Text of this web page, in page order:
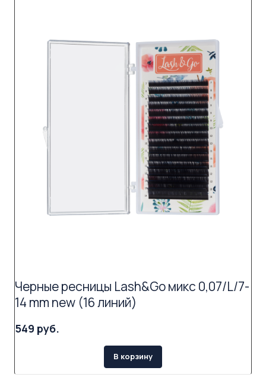
Черные ресницы Lash&Go микс 0,07/L/7-
14 mm new (16 линий)
549 руб.
В корзину